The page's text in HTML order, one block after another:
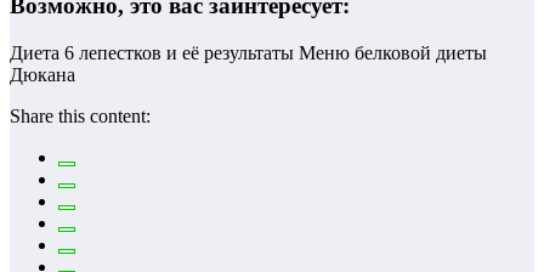
Возможно, это вас заинтересует:
Диета 6 лепестков и её результаты Меню белковой диеты
Дюкана
Share this content: